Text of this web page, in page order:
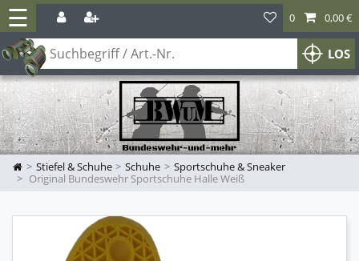
☰
LOS
0 0,00 €
Stiefel & Schuhe Schuhe
Sportschuhe & Sneaker
Original Bundeswehr Sportschuhe Halle Weiß